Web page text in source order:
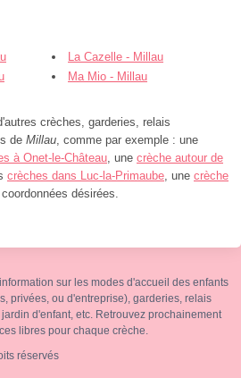
La Cazelle - Millau
Ma Mio - Millau
crèches, garderies, relais
de Millau, comme par exemple : une
à Onet-le-Château, une crèche autour de
crèches dans Luc-la-Primaube, une crèche
désirées.
sur les modes d'accueil des enfants
privées, ou d'entreprise), garderies, relais
d'enfant, etc. Retrouvez prochainement
libres pour chaque crèche.
réservés